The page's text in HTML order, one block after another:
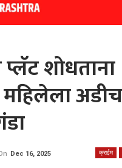
शोधताना
अडीच
क्राईम
Dec 16, 2025